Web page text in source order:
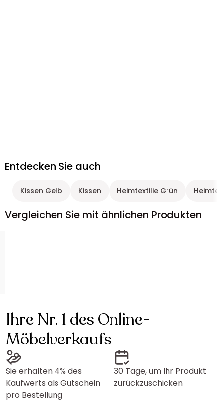
Entdecken Sie auch
Kissen Gelb Kissen Heimtextilie Grün
Vergleichen Sie mit ähnlichen Produkten
Ihre Nr. 1 des Online-
Möbelverkaufs
Sie erhalten 4% des
Kaufwerts als Gutschein
pro Bestellung
30 Tage, um Ihr Produkt
zurückzuschicken